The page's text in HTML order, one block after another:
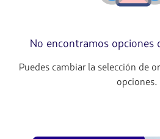
No encontramos opciones
Puedes cambiar la selección de
opciones.